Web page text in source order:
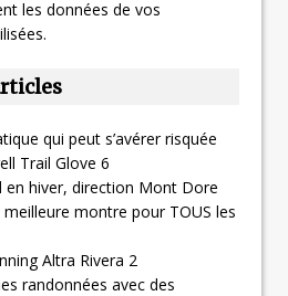
les données de vos
.
qui peut s’avérer risquée
Trail Glove 6
en hiver, direction Mont Dore
meilleure montre pour TOUS les
Altra Rivera 2
randonnées avec des